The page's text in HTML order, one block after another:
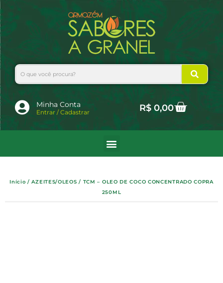
para
o
conteúdo
Search
Minha Conta
Entrar / Cadastrar R$0,00Cart
Início /AZEITES/OLEOS / TCM – OLEO DE COCO CONCENTRADO COPRA
250ML